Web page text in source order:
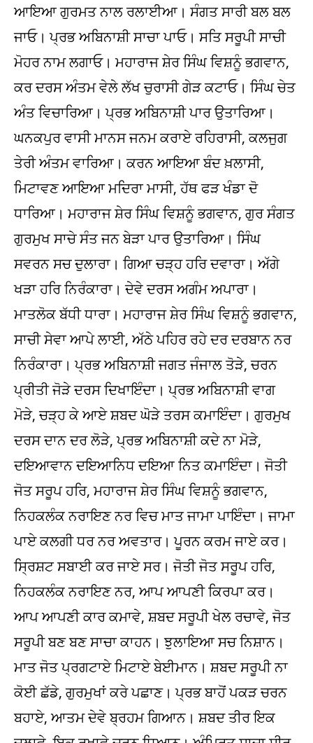
ਆਇਆ ਗੁਰਮਤ ਨਾਲ ਰਲਾਈਆ। ਸੰਗਤ ਸਾਰੀ ਬਲ ਬਲ
ਜਾਓ। ਪ੍ਰਭ ਅਬਿਨਾਸ਼ੀ ਸਾਚਾ ਪਾਓ। ਸਤਿ ਸਰੂਪੀ ਸਾਚੀ
ਮੋਹਰ ਨਾਮ ਲਗਾਓ। ਮਹਾਰਾਜ ਸ਼ੇਰ ਸਿੰਘ ਵਿਸ਼ਨੂੰ ਭਗਵਾਨ,
ਕਰ ਦਰਸ ਅੰਤਮ ਵੇਲੇ ਲੱਖ ਚੁਰਾਸੀ ਗੇੜ ਕਟਾਓ। ਸਿੰਘ ਚੇਤ
ਅੰਤ ਵਿਚਾਰਿਆ। ਪ੍ਰਭ ਅਬਿਨਾਸ਼ੀ ਪਾਰ ਉਤਾਰਿਆ।
ਘਨਕਪੁਰ ਵਾਸੀ ਮਾਨਸ ਜਨਮ ਕਰਾਏ ਰਹਿਰਾਸੀ, ਕਲਜੁਗ
ਤੇਰੀ ਅੰਤਮ ਵਾਰਿਆ। ਕਰਨ ਆਇਆ ਬੰਦ ਖ਼ਲਾਸੀ,
ਮਿਟਾਵਣ ਆਇਆ ਮਦਿਰਾ ਮਾਸੀ, ਹੱਥ ਫੜ ਖੰਡਾ ਦੋ
ਧਾਰਿਆ। ਮਹਾਰਾਜ ਸ਼ੇਰ ਸਿੰਘ ਵਿਸ਼ਨੂੰ ਭਗਵਾਨ, ਗੁਰ ਸੰਗਤ
ਗੁਰਮੁਖ ਸਾਚੇ ਸੰਤ ਜਨ ਬੇੜਾ ਪਾਰ ਉਤਾਰਿਆ। ਸਿੰਘ
ਸਵਰਨ ਸਚ ਦੁਲਾਰਾ। ਗਿਆ ਚੜ੍ਹ ਹਰਿ ਦਵਾਰਾ। ਅੱਗੇ
ਖੜਾ ਹਰਿ ਨਿਰੰਕਾਰਾ। ਦੇਵੇ ਦਰਸ ਅਗੰਮ ਅਪਾਰਾ।
ਮਾਤਲੋਕ ਬੱਧੀ ਧਾਰਾ। ਮਹਾਰਾਜ ਸ਼ੇਰ ਸਿੰਘ ਵਿਸ਼ਨੂੰ ਭਗਵਾਨ,
ਸਾਚੀ ਸੇਵਾ ਆਪੇ ਲਾਈ, ਅੱਠੇ ਪਹਿਰ ਰਹੇ ਦਰ ਦਰਬਾਨ ਨਰ
ਨਿਰੰਕਾਰਾ। ਪ੍ਰਭ ਅਬਿਨਾਸ਼ੀ ਜਗਤ ਜੰਜਾਲ ਤੋੜੇ, ਚਰਨ
ਪ੍ਰੀਤੀ ਜੋੜੇ ਦਰਸ ਦਿਖਾਇੰਦਾ। ਪ੍ਰਭ ਅਬਿਨਾਸ਼ੀ ਵਾਗ
ਮੋੜੇ, ਚੜ੍ਹ ਕੇ ਆਏ ਸ਼ਬਦ ਘੋੜੇ ਤਰਸ ਕਮਾਇੰਦਾ। ਗੁਰਮੁਖ
ਦਰਸ ਦਾਨ ਦਰ ਲੋੜੇ, ਪ੍ਰਭ ਅਬਿਨਾਸ਼ੀ ਕਦੇ ਨਾ ਮੋੜੇ,
ਦਇਆਵਾਨ ਦਇਆਨਿਧ ਦਇਆ ਨਿਤ ਕਮਾਇੰਦਾ। ਜੋਤੀ
ਜੋਤ ਸਰੂਪ ਹਰਿ, ਮਹਾਰਾਜ ਸ਼ੇਰ ਸਿੰਘ ਵਿਸ਼ਨੂੰ ਭਗਵਾਨ,
ਨਿਹਕਲੰਕ ਨਰਾਇਣ ਨਰ ਵਿਚ ਮਾਤ ਜਾਮਾ ਪਾਇੰਦਾ। ਜਾਮਾ
ਪਾਏ ਕਲਗੀ ਧਰ ਨਰ ਅਵਤਾਰ। ਪੂਰਨ ਕਰਮ ਜਾਏ ਕਰ।
ਸ੍ਰਿਸ਼ਟ ਸਬਾਈ ਕਰ ਜਾਏ ਸਰ। ਜੋਤੀ ਜੋਤ ਸਰੂਪ ਹਰਿ,
ਨਿਹਕਲੰਕ ਨਰਾਇਣ ਨਰ, ਆਪ ਆਪਣੀ ਕਿਰਪਾ ਕਰ।
ਆਪ ਆਪਣੀ ਕਾਰ ਕਮਾਵੇ, ਸ਼ਬਦ ਸਰੂਪੀ ਖੇਲ ਰਚਾਵੇ, ਜੋਤ
ਸਰੂਪੀ ਬਣ ਬਣ ਸਾਚਾ ਕਾਹਨ। ਝੁਲਾਇਆ ਸਚ ਨਿਸ਼ਾਨ।
ਮਾਤ ਜੋਤ ਪ੍ਰਗਟਾਏ ਮਿਟਾਏ ਬੇਈਮਾਨ। ਸ਼ਬਦ ਸਰੂਪੀ ਨਾ
ਕੋਈ ਛੱਡੇ, ਗੁਰਮੁਖਾਂ ਕਰੇ ਪਛਾਣ। ਪ੍ਰਭ ਬਾਹੋਂ ਪਕੜ ਚਰਨ
ਬਹਾਏ, ਆਤਮ ਦੇਵੇ ਬ੍ਰਹਮ ਗਿਆਨ। ਸ਼ਬਦ ਤੀਰ ਇਕ